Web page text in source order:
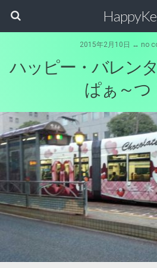
2015年2月10日 ↔ no
ハッピー・バレン
ぱぁ～つ